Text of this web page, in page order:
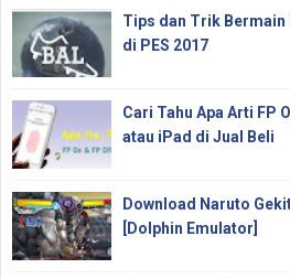
Tips dan Trik Bermain
di PES 2017
Cari Tahu Apa Arti FP
atau iPad di Jual Beli
Download Naruto
[Dolphin Emulator]